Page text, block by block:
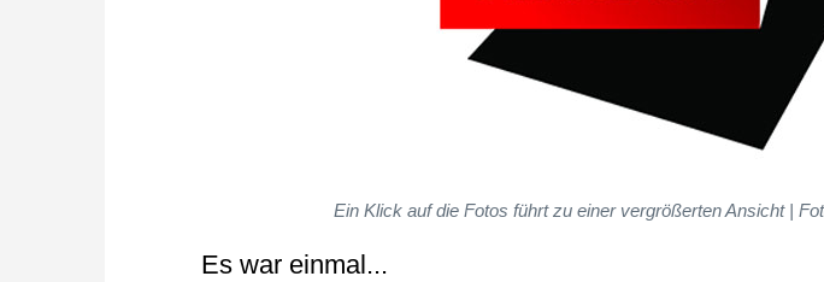
Ein Klick auf die Fotos führt zu einer vergrößerten Ansicht |
Es war einmal...